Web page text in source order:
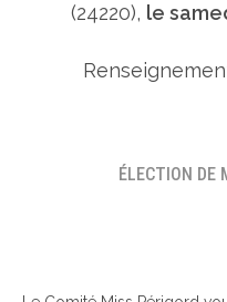
(24220), le
ÉLECTION DE